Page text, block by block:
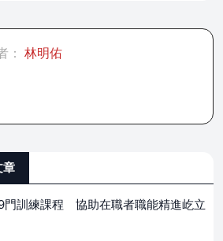
： 林明佑
章
門訓練課程 協助在職者職能精進屹立